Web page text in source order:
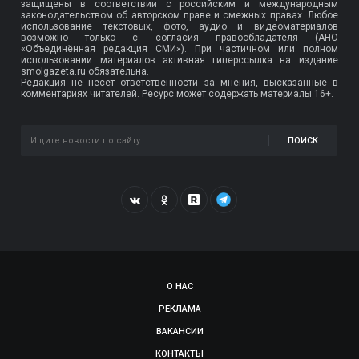
защищены в соответствии с российским и международным
законодательством об авторском праве и смежных правах. Любое
использование текстовых, фото, аудио и видеоматериалов
возможно только с согласия правообладателя (АНО
«Объединённая редакция СМИ»). При частичном или полном
использовании материалов активная гиперссылка на издание
smolgazeta.ru обязательна.
Редакция не несет ответственности за мнения, высказанные в
комментариях читателей. Ресурс может содержать материалы 16+.
ПОИСК
О НАС
РЕКЛАМА
ВАКАНСИИ
КОНТАКТЫ